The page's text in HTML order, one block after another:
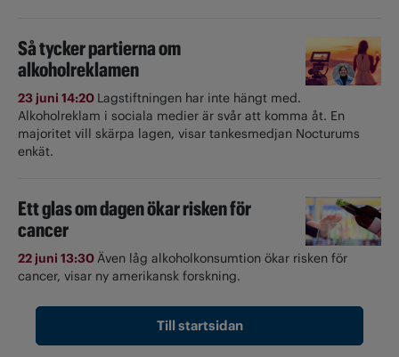
Så tycker partierna om
alkoholreklamen
23 juni 14:20 Lagstiftningen har inte hängt med.
Alkoholreklam i sociala medier är svår att komma åt. En
majoritet vill skärpa lagen, visar tankesmedjan Nocturums
enkät.
Ett glas om dagen ökar risken för
cancer
22 juni 13:30Även låg alkoholkonsumtion ökar risken för
cancer, visar ny amerikansk forskning.
Till startsidan